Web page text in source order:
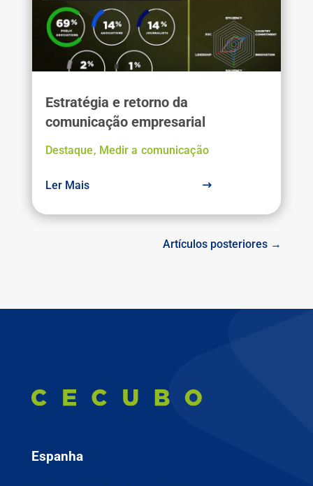
Estratégia e retorno da
comunicação empresarial
Destaque, Medir a comunicação
Ler Mais
Artículos posteriores →
Espanha